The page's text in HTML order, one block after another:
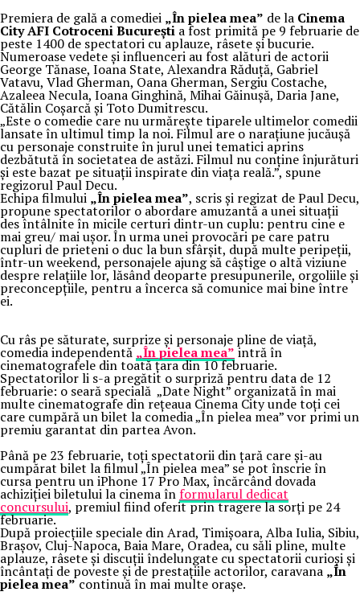
Premiera de gală a comediei „În pielea mea” de la Cinema
City AFI Cotroceni București a fost primită pe 9 februarie de
peste 1400 de spectatori cu aplauze, râsete și bucurie.
Numeroase vedete și influenceri au fost alături de actorii
George Tănase, Ioana State, Alexandra Răduță, Gabriel
Vatavu, Vlad Gherman, Oana Gherman, Sergiu Costache,
Azaleea Necula, Ioana Ginghină, Mihai Găinușă, Daria Jane,
Cătălin Coșarcă și Toto Dumitrescu.
„Este o comedie care nu urmărește tiparele ultimelor comedii
lansate în ultimul timp la noi. Filmul are o narațiune jucăușă
cu personaje construite în jurul unei tematici aprins
dezbătută în societatea de astăzi. Filmul nu conține înjurături
și este bazat pe situații inspirate din viața reală.”, spune
regizorul Paul Decu.
Echipa filmului „În pielea mea”, scris și regizat de Paul Decu,
propune spectatorilor o abordare amuzantă a unei situații
des întâlnite în micile certuri dintr-un cuplu: pentru cine e
mai greu/ mai ușor. În urma unei provocări pe care patru
cupluri de prieteni o duc la bun sfârșit, după multe peripeții,
într-un weekend, personajele ajung să câștige o altă viziune
despre relațiile lor, lăsând deoparte presupunerile, orgoliile și
preconcepțiile, pentru a încerca să comunice mai bine între
ei.
Cu râs pe săturate, surprize și personaje pline de viață,
comedia independentă„În pielea mea”intră în
cinematografele din toată țara din 10 februarie.
Spectatorilor li s-a pregătit o surpriză pentru data de 12
februarie: o seară specială „Date Night” organizată în mai
multe cinematografe din rețeaua Cinema City unde toți cei
care cumpără un bilet la comedia „În pielea mea” vor primi un
premiu garantat din partea Avon.
Până pe 23 februarie, toți spectatorii din țară care și-au
cumpărat bilet la filmul „În pielea mea” se pot înscrie în
cursa pentru un iPhone 17 Pro Max, încărcând dovada
achiziției biletului la cinema înformularul dedicat
concursului, premiul fiind oferit prin tragere la sorți pe 24
februarie.
După proiecțiile speciale din Arad, Timișoara, Alba Iulia, Sibiu,
Brașov, Cluj-Napoca, Baia Mare, Oradea, cu săli pline, multe
aplauze, râsete și discuții îndelungate cu spectatorii curioși și
încântați de poveste și de prestațiile actorilor, caravana „În
pielea mea”continuă în mai multe orașe.